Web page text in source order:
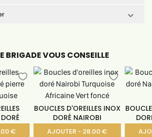
BRIGADE VOUS CONSEILLE
€
BOUCLES D'OREILLES INOX
DORÉ NAIROBI
AJOUTER - 28.00 €